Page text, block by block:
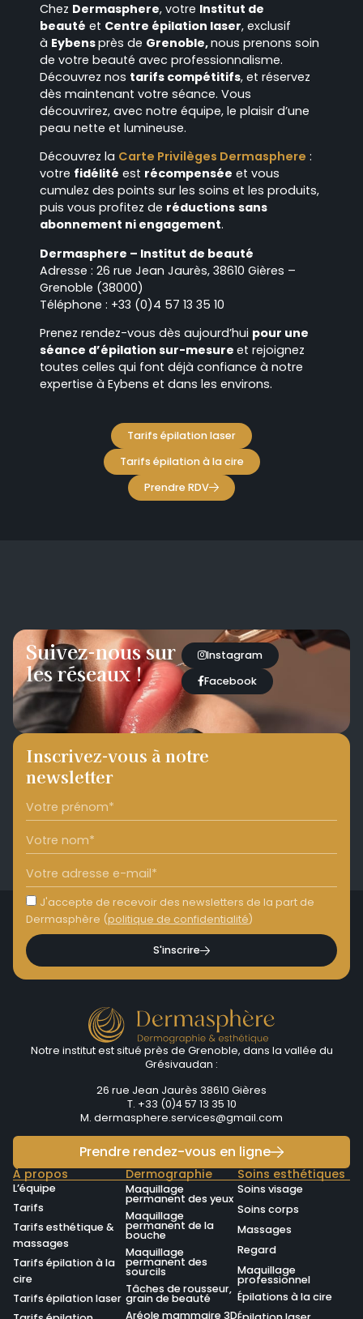
Chez Dermasphere, votre Institut de
beauté et Centre épilation laser, exclusif
à Eybensprès de Grenoble,nous prenons soin
de votre beauté avec professionnalisme.
Découvrez nos tarifs compétitifs, et réservez
dès maintenant votre séance. Vous
découvrirez, avec notre équipe, le plaisir d’une
peau nette et lumineuse.
Découvrez la Carte Privilèges Dermasphere :
votre fidélité est récompensée et vous
cumulez des points sur les soins et les produits,
puis vous profitez de réductions sans
abonnement ni engagement.
Dermasphere – Institut de beauté
Adresse : 26 rue Jean Jaurès, 38610 Gières –
Grenoble (38000)
Téléphone : +33 (0)4 57 13 35 10
Prenez rendez-vous dès aujourd’hui pour une
séance d’épilation sur-mesure et rejoignez
toutes celles qui font déjà confiance à notre
expertise à Eybens et dans les environs.
Tarifs épilation laser
Tarifs épilation à la cire
Prendre RDV
Suivez-nous sur
les réseaux !
Instagram
Facebook
Inscrivez-vous à notre
newsletter
J'accepte de recevoir des newsletters de la part de
Dermasphère (politique de confidentialité)
S'inscrire
Notre institut est situé près de Grenoble, dans la vallée du
Grésivaudan :
26 rue Jean Jaurès 38610 Gières
T. +33 (0)4 57 13 35 10
M. dermasphere.services@gmail.com
Prendre rendez-vous en ligne
À propos
L’équipe
Tarifs
Tarifs esthétique &
massages
Tarifs épilation à la
cire
Tarifs épilation laser
Dermographie
Maquillage
permanent des yeux
Maquillage
permanent de la
bouche
Maquillage
permanent des
sourcils
Tâches de rousseur,
grain de beauté
Aréole mammaire 3D
Soins esthétiques
Soins visage
Soins corps
Massages
Regard
Maquillage
professionnel
Épilations à la cire